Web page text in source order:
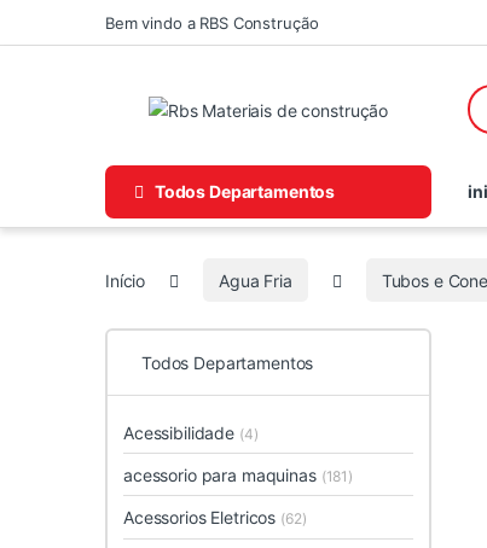
Skip to navigation
Skip to contentBem vindo a RBS Construção
Todos Departamentos
Início Agua Fria Tubos e
Todos Departamentos
Acessibilidade (4)
acessorio para maquinas (181)
Acessorios Eletricos (62)